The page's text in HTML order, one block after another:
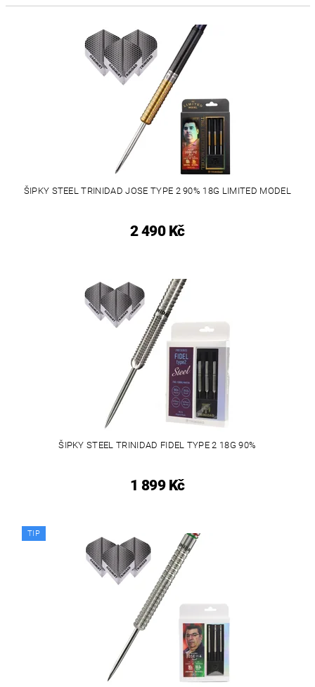
ŠIPKY STEEL TRINIDAD JOSE TYPE 2 90% 18G LIMITED MODEL
2 490 Kč
ŠIPKY STEEL TRINIDAD FIDEL TYPE 2 18G 90%
1 899 Kč
TIP